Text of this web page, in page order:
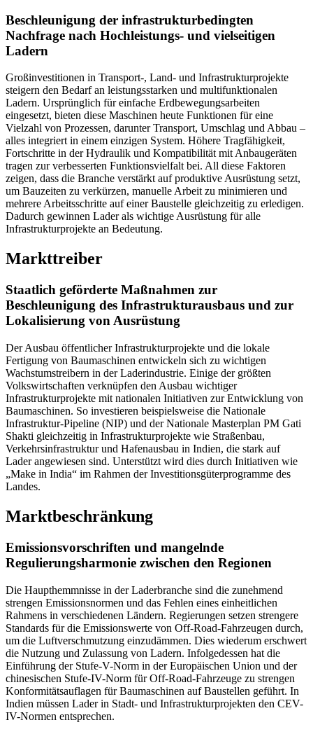
Beschleunigung der infrastrukturbedingten
Nachfrage nach Hochleistungs- und vielseitigen
Ladern
Großinvestitionen in Transport-, Land- und Infrastrukturprojekte
steigern den Bedarf an leistungsstarken und multifunktionalen
Ladern. Ursprünglich für einfache Erdbewegungsarbeiten
eingesetzt, bieten diese Maschinen heute Funktionen für eine
Vielzahl von Prozessen, darunter Transport, Umschlag und Abbau –
alles integriert in einem einzigen System. Höhere Tragfähigkeit,
Fortschritte in der Hydraulik und Kompatibilität mit Anbaugeräten
tragen zur verbesserten Funktionsvielfalt bei. All diese Faktoren
zeigen, dass die Branche verstärkt auf produktive Ausrüstung setzt,
um Bauzeiten zu verkürzen, manuelle Arbeit zu minimieren und
mehrere Arbeitsschritte auf einer Baustelle gleichzeitig zu erledigen.
Dadurch gewinnen Lader als wichtige Ausrüstung für alle
Infrastrukturprojekte an Bedeutung.
Markttreiber
Staatlich geförderte Maßnahmen zur
Beschleunigung des Infrastrukturausbaus und zur
Lokalisierung von Ausrüstung
Der Ausbau öffentlicher Infrastrukturprojekte und die lokale
Fertigung von Baumaschinen entwickeln sich zu wichtigen
Wachstumstreibern in der Laderindustrie. Einige der größten
Volkswirtschaften verknüpfen den Ausbau wichtiger
Infrastrukturprojekte mit nationalen Initiativen zur Entwicklung von
Baumaschinen. So investieren beispielsweise die Nationale
Infrastruktur-Pipeline (NIP) und der Nationale Masterplan PM Gati
Shakti gleichzeitig in Infrastrukturprojekte wie Straßenbau,
Verkehrsinfrastruktur und Hafenausbau in Indien, die stark auf
Lader angewiesen sind. Unterstützt wird dies durch Initiativen wie
„Make in India“ im Rahmen der Investitionsgüterprogramme des
Landes.
Marktbeschränkung
Emissionsvorschriften und mangelnde
Regulierungsharmonie zwischen den Regionen
Die Haupthemmnisse in der Laderbranche sind die zunehmend
strengen Emissionsnormen und das Fehlen eines einheitlichen
Rahmens in verschiedenen Ländern. Regierungen setzen strengere
Standards für die Emissionswerte von Off-Road-Fahrzeugen durch,
um die Luftverschmutzung einzudämmen. Dies wiederum erschwert
die Nutzung und Zulassung von Ladern. Infolgedessen hat die
Einführung der Stufe-V-Norm in der Europäischen Union und der
chinesischen Stufe-IV-Norm für Off-Road-Fahrzeuge zu strengen
Konformitätsauflagen für Baumaschinen auf Baustellen geführt. In
Indien müssen Lader in Stadt- und Infrastrukturprojekten den CEV-
IV-Normen entsprechen.